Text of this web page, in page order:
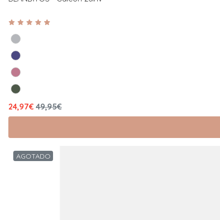
24,97€ 49,95€
AGOTADO